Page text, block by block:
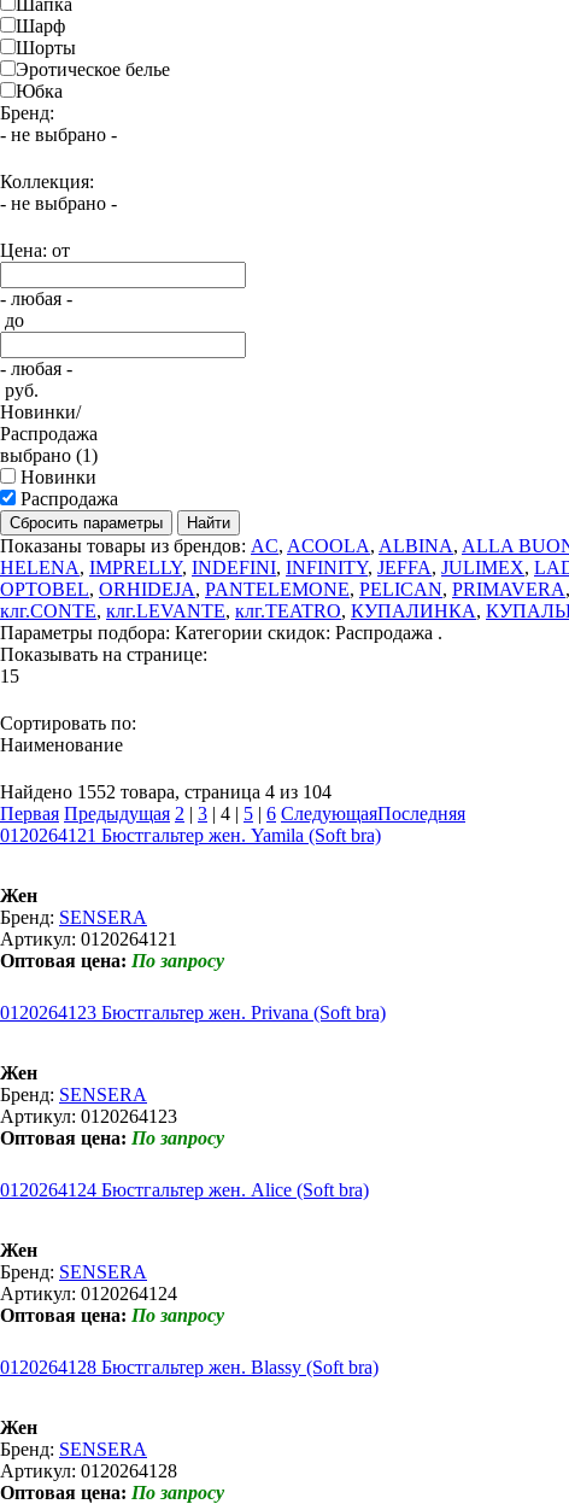
Шапка
Шарф
Шорты
Эротическое белье
Юбка
Бренд:
- не выбрано -
Коллекция:
- не выбрано -
Цена: от
- любая -
до
- любая -
руб.
Новинки/
Распродажа
выбрано (1)
Новинки
Распродажа
Сбросить параметры Найти
Показаны товары из брендов: AC, ACOOLA, ALBINA, ALLA
HELENA, IMPRELLY, INDEFINI, INFINITY, JEFFA, JULIMEX,
OPTOBEL, ORHIDEJA, PANTELEMONE, PELICAN, PRIMAVERA,
клг.CONTE, клг.LEVANTE, клг.TEATRO, КУПАЛИНКА,
Параметры подбора: Категории скидок: Распродажа .
Показывать на странице:
15
Сортировать по:
Наименование
Найдено 1552 товара, страница 4 из 104
Первая Предыдущая 2 | 3 | 4 | 5 | 6 СледующаяПоследняя
0120264121 Бюстгальтер жен. Yamila (Soft bra)
Жен
Бренд: SENSERA
Артикул: 0120264121
Оптовая цена: По запросу
0120264123 Бюстгальтер жен. Privana (Soft bra)
Жен
Бренд: SENSERA
Артикул: 0120264123
Оптовая цена: По запросу
0120264124 Бюстгальтер жен. Alice (Soft bra)
Жен
Бренд: SENSERA
Артикул: 0120264124
Оптовая цена: По запросу
0120264128 Бюстгальтер жен. Blassy (Soft bra)
Жен
Бренд: SENSERA
Артикул: 0120264128
Оптовая цена: По запросу